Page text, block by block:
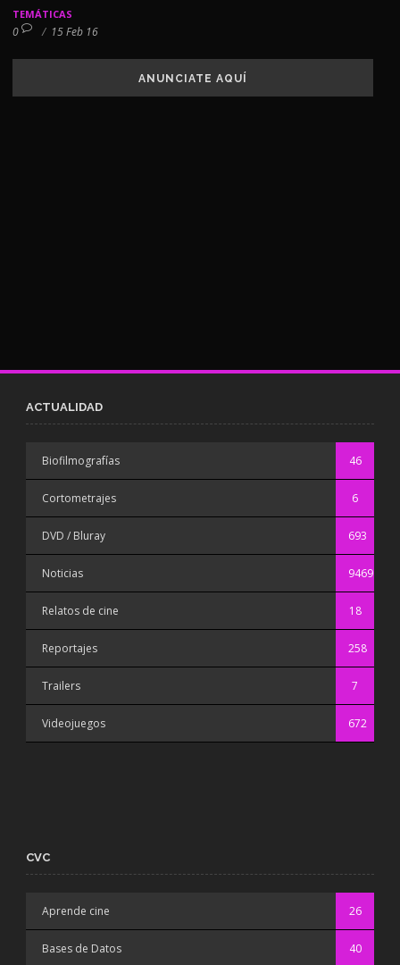
TEMÁTICAS
0 / 15 Feb 16
ANUNCIATE AQUÍ
ACTUALIDAD
Biofilmografías 46
Cortometrajes 6
DVD / Bluray 693
Noticias 9469
Relatos de cine 18
Reportajes 258
Trailers 7
Videojuegos 672
CVC
Aprende cine 26
Bases de Datos 40